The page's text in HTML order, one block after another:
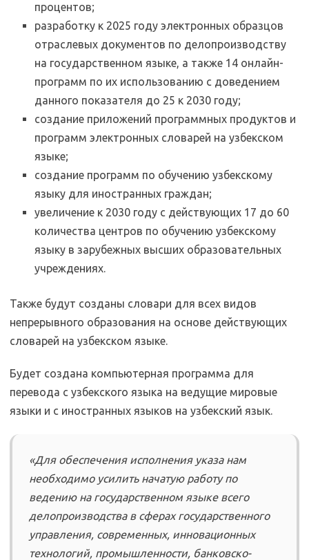
процентов;
разработку к 2025 году электронных образцов
отраслевых документов по делопроизводству
на государственном языке, а также 14 онлайн-
программ по их использованию с доведением
данного показателя до 25 к 2030 году;
создание приложений программных продуктов и
программ электронных словарей на узбекском
языке;
создание программ по обучению узбекскому
языку для иностранных граждан;
увеличение к 2030 году с действующих 17 до 60
количества центров по обучению узбекскому
языку в зарубежных высших образовательных
учреждениях.
Также будут созданы словари для всех видов
непрерывного образования на основе действующих
словарей на узбекском языке.
Будет создана компьютерная программа для
перевода с узбекского языка на ведущие мировые
языки и с иностранных языков на узбекский язык.
«Для обеспечения исполнения указа нам
необходимо усилить начатую работу по
ведению на государственном языке всего
делопроизводства в сферах государственного
управления, современных, инновационных
технологий, промышленности, банковско-